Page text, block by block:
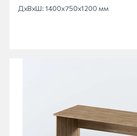
ДхВхШ: 1400x750x1200 мм